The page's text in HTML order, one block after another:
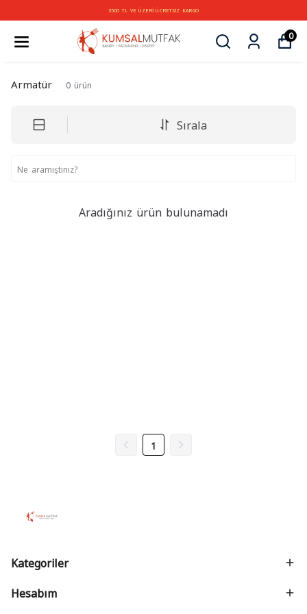
3500 TL VE ÜZERİ ÜCRETSİZ KARGO
0
Armatür 0 ürün
Sırala
Aradığınız ürün bulunamadı
1
Kategoriler
Hesabım